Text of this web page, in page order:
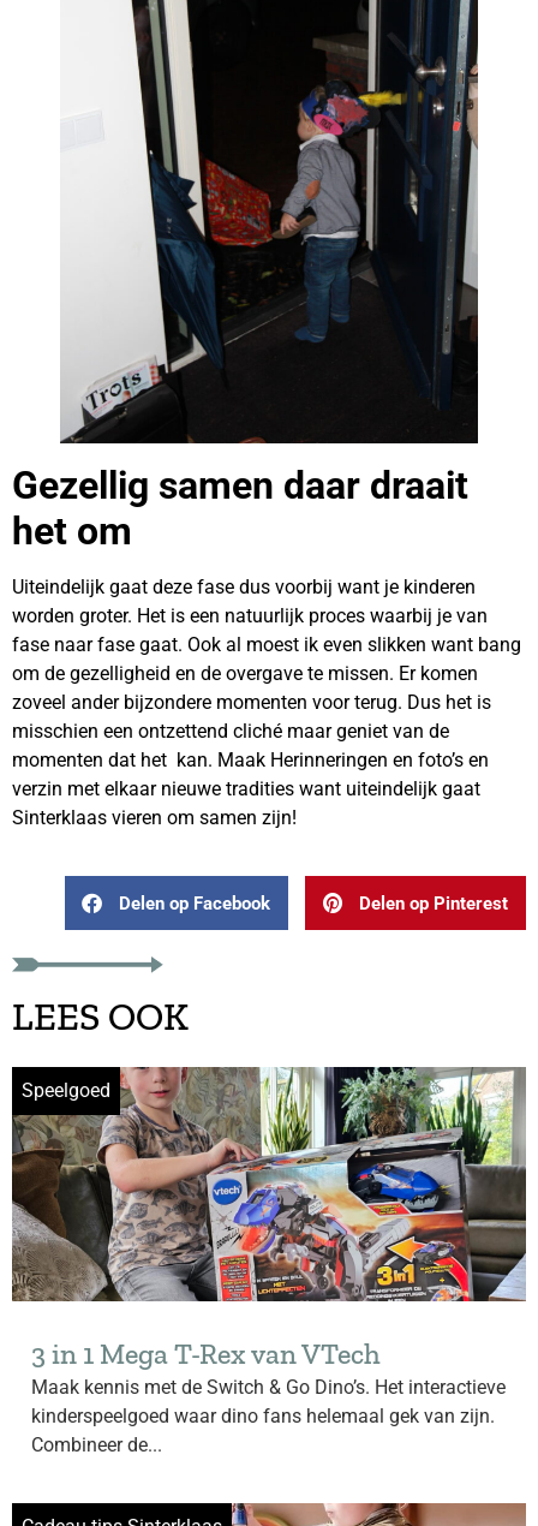
Gezellig samen daar draait
het om
Uiteindelijk gaat deze fase dus voorbij want je kinderen
worden groter. Het is een natuurlijk proces waarbij je van
fase naar fase gaat. Ook al moest ik even slikken want bang
om de gezelligheid en de overgave te missen. Er komen
zoveel ander bijzondere momenten voor terug. Dus het is
misschien een ontzettend cliché maar geniet van de
momenten dat het kan. Maak Herinneringen en foto’s en
verzin met elkaar nieuwe tradities want uiteindelijk gaat
Sinterklaas vieren om samen zijn!
Delen op Facebook Delen op Pinterest
LEES OOK
Speelgoed
3 in 1 Mega T-Rex van VTech
Maak kennis met de Switch & Go Dino’s. Het interactieve
kinderspeelgoed waar dino fans helemaal gek van zijn.
Combineer de...